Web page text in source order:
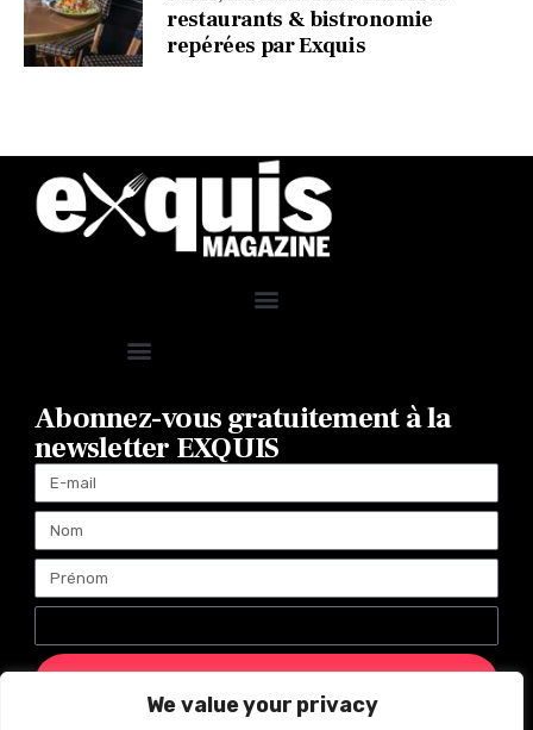
We value your privacy
restaurants & bistronomie
repérées par Exquis
Abonnez-vous gratuitement à la
newsletter EXQUIS